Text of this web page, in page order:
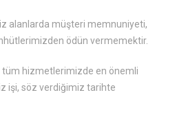
alanlarda müşteri memnuniyeti,
ödün vermemektir.
tüm hizmetlerimizde en önemli
işi, söz verdiğimiz tarihte